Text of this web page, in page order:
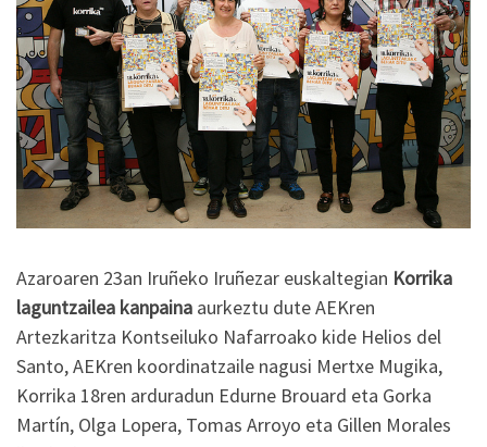
Azaroaren 23an Iruñeko Iruñezar euskaltegian Korrika
laguntzailea kanpaina aurkeztu dute AEKren
Artezkaritza Kontseiluko Nafarroako kide Helios del
Santo, AEKren koordinatzaile nagusi Mertxe Mugika,
Korrika 18ren arduradun Edurne Brouard eta Gorka
Martín, Olga Lopera, Tomas Arroyo eta Gillen Morales